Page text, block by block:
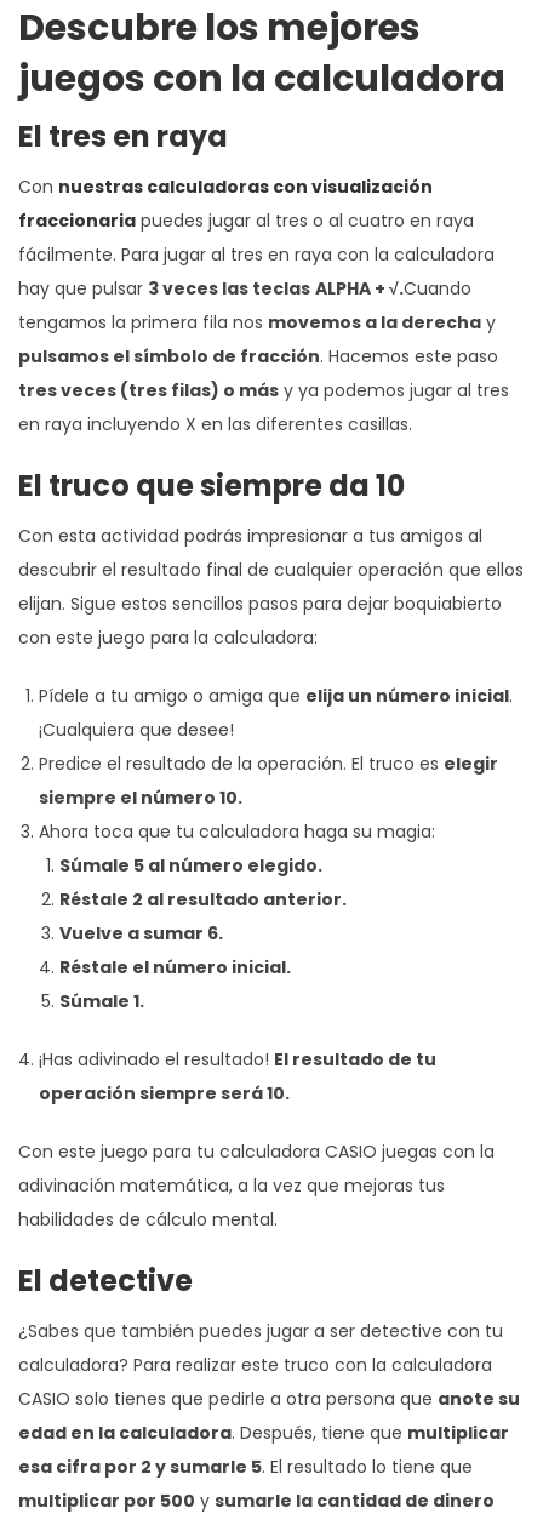
Descubre los mejores
juegos con la calculadora
El tres en raya
Con nuestras calculadoras con visualización
fraccionaria puedes jugar al tres o al cuatro en raya
fácilmente. Para jugar al tres en raya con la calculadora
hay que pulsar 3 veces las teclas ALPHA + √.Cuando
tengamos la primera fila nos movemos a la derecha y
pulsamos el símbolo de fracción. Hacemos este paso
tres veces (tres filas) o más y ya podemos jugar al tres
en raya incluyendo X en las diferentes casillas.
El truco que siempre da 10
Con esta actividad podrás impresionar a tus amigos al
descubrir el resultado final de cualquier operación que ellos
elijan. Sigue estos sencillos pasos para dejar boquiabierto
con este juego para la calculadora:
Pídele a tu amigo o amiga que elija un número inicial.
¡Cualquiera que desee!
Predice el resultado de la operación. El truco es elegir
siempre el número 10.
Ahora toca que tu calculadora haga su magia:
Súmale 5 al número elegido.
Réstale 2 al resultado anterior.
Vuelve a sumar 6.
Réstale el número inicial.
Súmale 1.
¡Has adivinado el resultado! El resultado de tu
operación siempre será 10.
Con este juego para tu calculadora CASIO juegas con la
adivinación matemática, a la vez que mejoras tus
habilidades de cálculo mental.
El detective
¿Sabes que también puedes jugar a ser detective con tu
calculadora? Para realizar este truco con la calculadora
CASIO solo tienes que pedirle a otra persona que anote su
edad en la calculadora. Después, tiene que multiplicar
esa cifra por 2 y sumarle 5. El resultado lo tiene que
multiplicar por 500 y sumarle la cantidad de dinero